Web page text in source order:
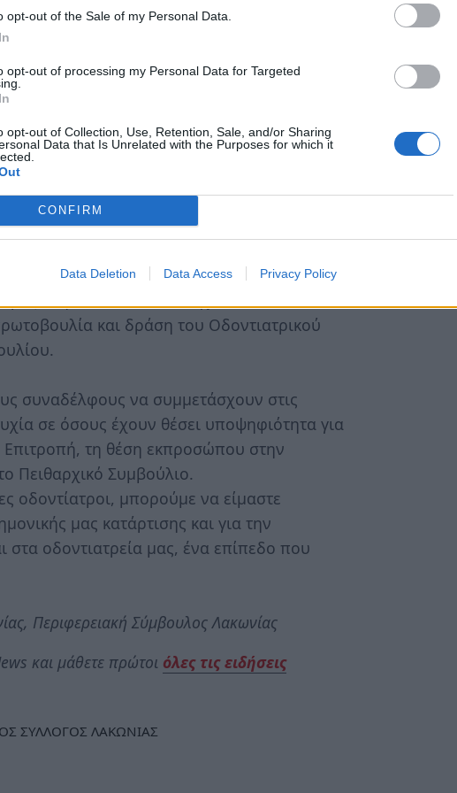
opt-out of the Sale of my Personal Data.
opt-out of processing my Personal Data for Targeted
opt-out of Collection, Use, Retention, Sale, and/or Sharing
Data that Is Unrelated with the Purposes for which it
CONFIRM
Data Deletion Data Access Privacy Policy
την προσφορά τους στο επάγγελμα και
αδελφοποίηση με τον Οδοντιατρικό
οι αρχαιρεσίες για την ανάδειξη
Σε αυτές, δεν προτίθεμαι να θέσω εκ
τις δυνάμεις μου στον
Φίλων Ατόμων με Αυτισμό Νομού
μέλος και Πρόεδρος.
εμένα με εξόχως θετικές εμπειρίες και
στη Λακωνία θα συνεχίσω να
και δράση του Οδοντιατρικού
συναδέλφους να συμμετάσχουν στις
σε όσους έχουν θέσει υποψηφιότητα για
Επιτροπή, τη θέση εκπροσώπου στην
Πειθαρχικό Συμβούλιο.
οδοντίατροι, μπορούμε να είμαστε
μας κατάρτισης και για την
οδοντιατρεία μας, ένα επίπεδο που
Περιφερειακή Σύμβουλος Λακωνίας
και μάθετε πρώτοι όλες τις ειδήσεις
ΣΥΛΛΟΓΟΣ ΛΑΚΩΝΙΑΣ